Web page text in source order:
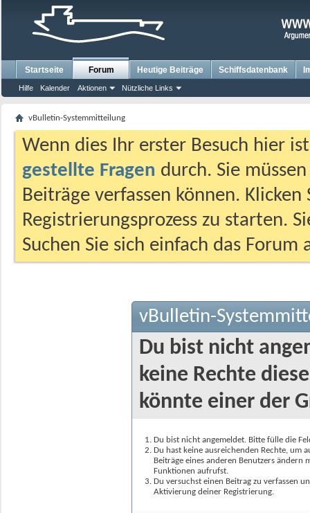
Startseite Forum
Hilfe Kalender Aktionen Nützliche Links
Heutige Beiträge Schiffsdatenbank
vBulletin-Systemmitteilung
Wenn dies Ihr erster Besuch hier
gestellte Fragen durch. Sie
Beiträge verfassen können.
Registrierungsprozess zu starten.
Suchen Sie sich einfach das
vBulletin-
Du bist nicht
keine Rechte
könnte einer der
Du bist nicht angemeldet. Bitte fülle die
Du hast keine ausreichenden Rechte, um
Beiträge eines anderen Benutzers
Funktionen aufrufst.
Du versuchst einen Beitrag zu verfassen
Aktivierung deiner Registrierung.